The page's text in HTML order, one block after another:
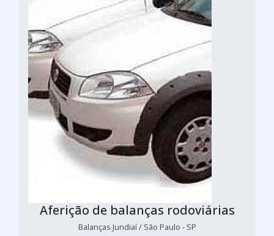
Aferição de balanças rodoviárias
Balanças Jundiaí / São Paulo - SP